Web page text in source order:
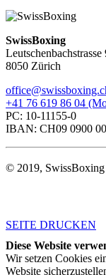
SwissBoxing
Leutschenbachstrasse
8050 Zürich
+41 76 619 86 04
PC: 10-11155-0
IBAN: CH09 0900
© 2019, SwissBoxing
SEITE DRUCKEN
Diese Website
Wir setzen Cookies
Website